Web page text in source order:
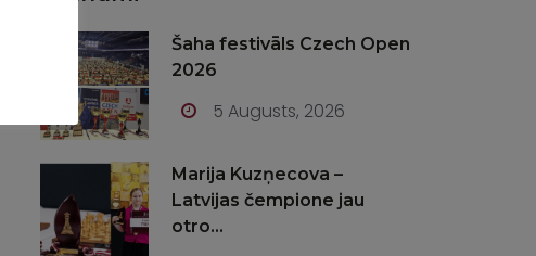
Šaha festivāls Czech Open
2026
5 Augusts, 2026
Marija Kuzņecova –
Latvijas čempione jau
otro...